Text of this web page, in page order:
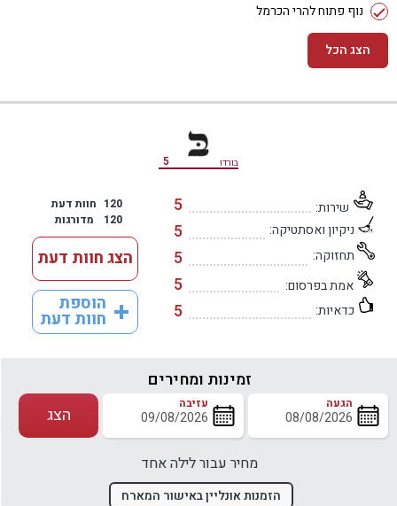
נוף פתוח להרי הכרמל
הצג הכל
בורדו 5
שירות: 5
ניקיון ואסתטיקה: 5
תחזוקה: 5
אמת בפרסום: 5
כדאיות: 5
120 חוות דעת
120
מדורגות
הצג חוות דעת
הוספת
חוות דעת
זמינות ומחירים
הגעה עזיבה
מחיר עבור לילה אחד
הצג
הזמנות אונליין באישור המארח